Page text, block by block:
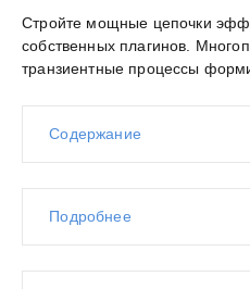
Стройте мощные цепочки
собственных плагинов.
транзиентные процессы
Содержание
Подробнее